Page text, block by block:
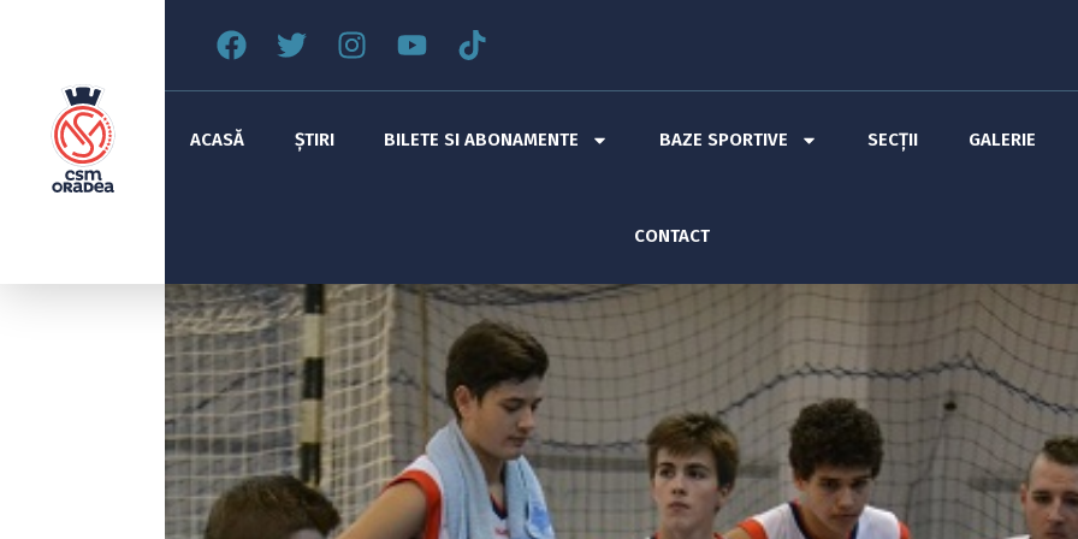
ACASĂ ȘTIRI BILETE SI ABONAMENTE BAZE SPORTIVE SECȚII GALERIE
CONTACT